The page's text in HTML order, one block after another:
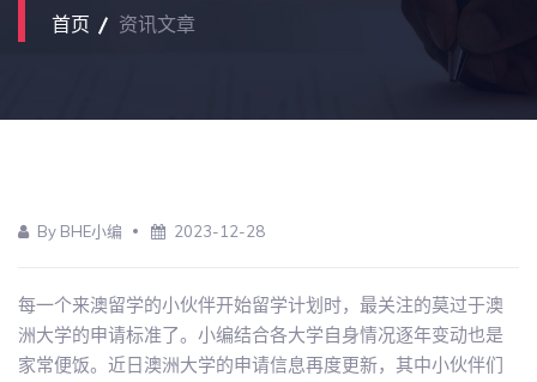
首页 资讯文章
By BHE小编 2023-12-28
每一个来澳留学的小伙伴开始留学计划时，最关注的莫过于澳
洲大学的申请标准了。小编结合各大学自身情况逐年变动也是
家常便饭。近日澳洲大学的申请信息再度更新，其中小伙伴们